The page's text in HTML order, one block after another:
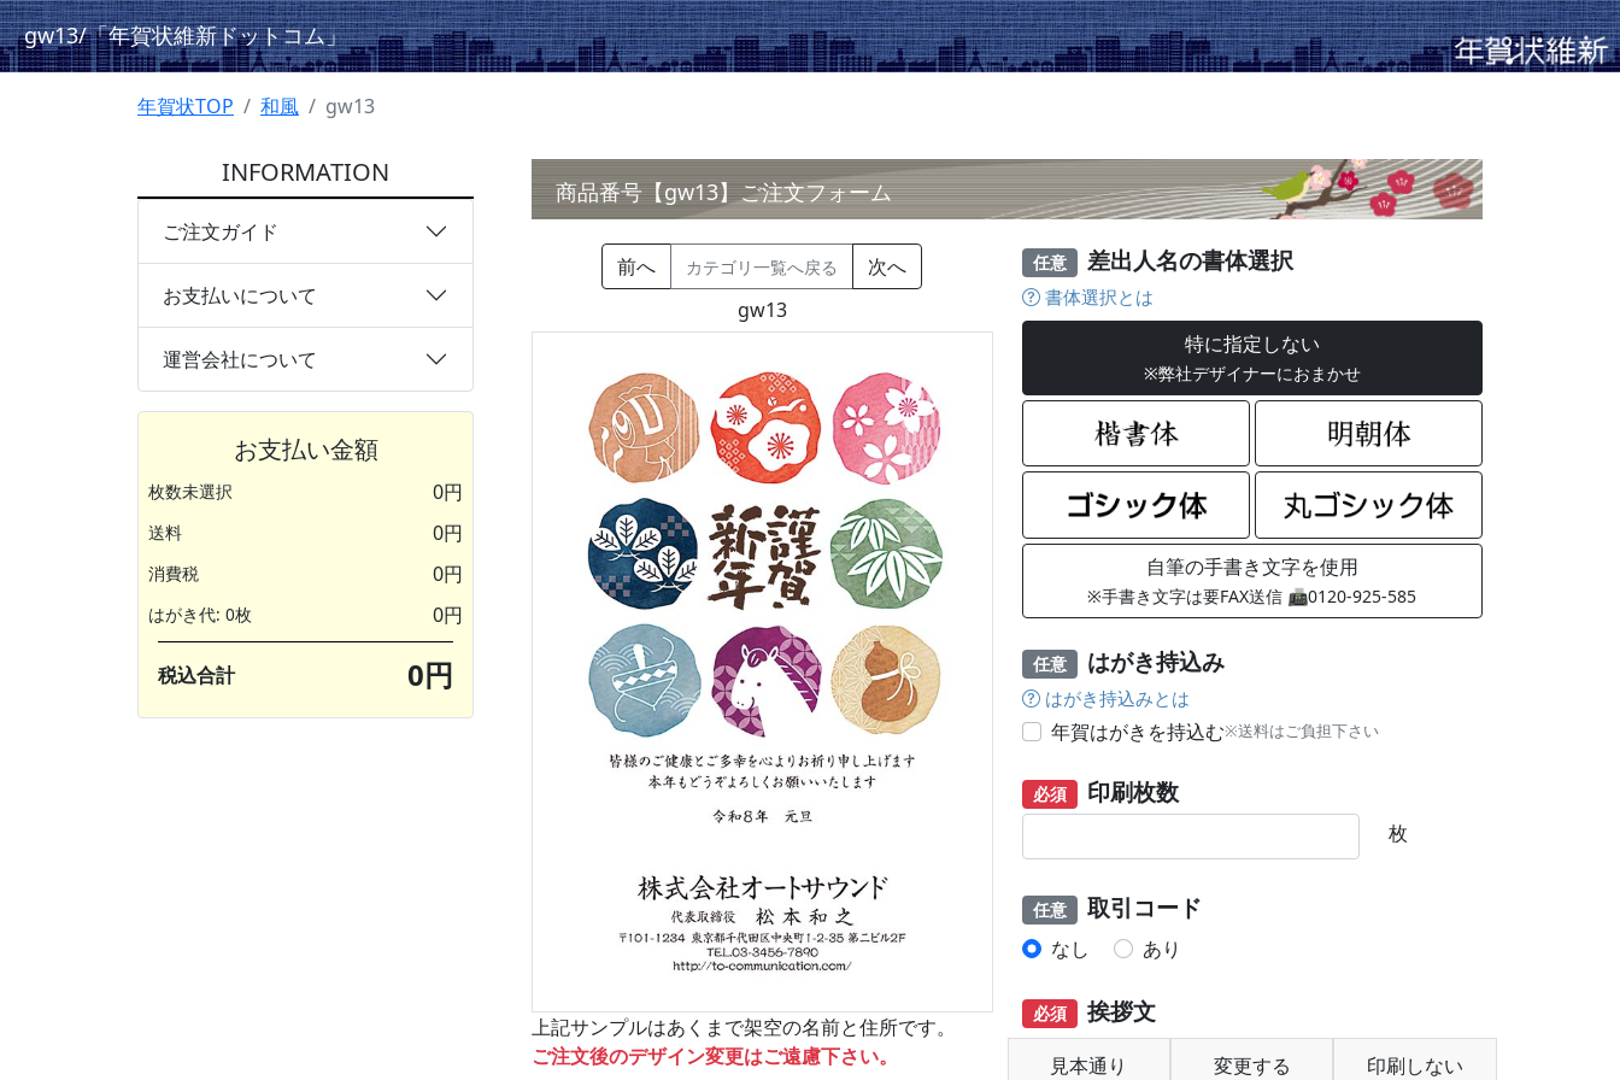
gw13/「年賀状維新ドットコム」
年賀状TOP 和風 gw13
INFORMATION
ご注文ガイド
お支払いについて
運営会社について
商品番号【gw13】ご注文フォーム
前へ カテゴリ一覧へ戻る
次へ
gw13
上記サンプルはあくまで架空の名前と住所です。
ご注文後のデザイン変更はご遠慮下さい。
任意 差出人名の書体選択
書体選択とは
特に指定しない
※弊社デザイナーにおまかせ
自筆の手書き文字を使用
※手書き文字は要FAX送信 📠0120-925-585
任意 はがき持込み
はがき持込みとは
年賀はがきを持込む※送料はご負担下さい
必須 印刷枚数
枚
任意 取引コード
なし あり
必須 挨拶文
見本通り 変更する 印刷しない
お支払い金額
枚数未選択 0円
送料 0円
消費税 0円
はがき代: 0枚 0円
税込合計 0円